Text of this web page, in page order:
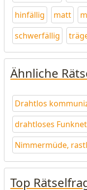
hinfällig
matt
schwerfällig
Ähnliche
Drahtlos
drahtloses
Nimmermüde,
Top